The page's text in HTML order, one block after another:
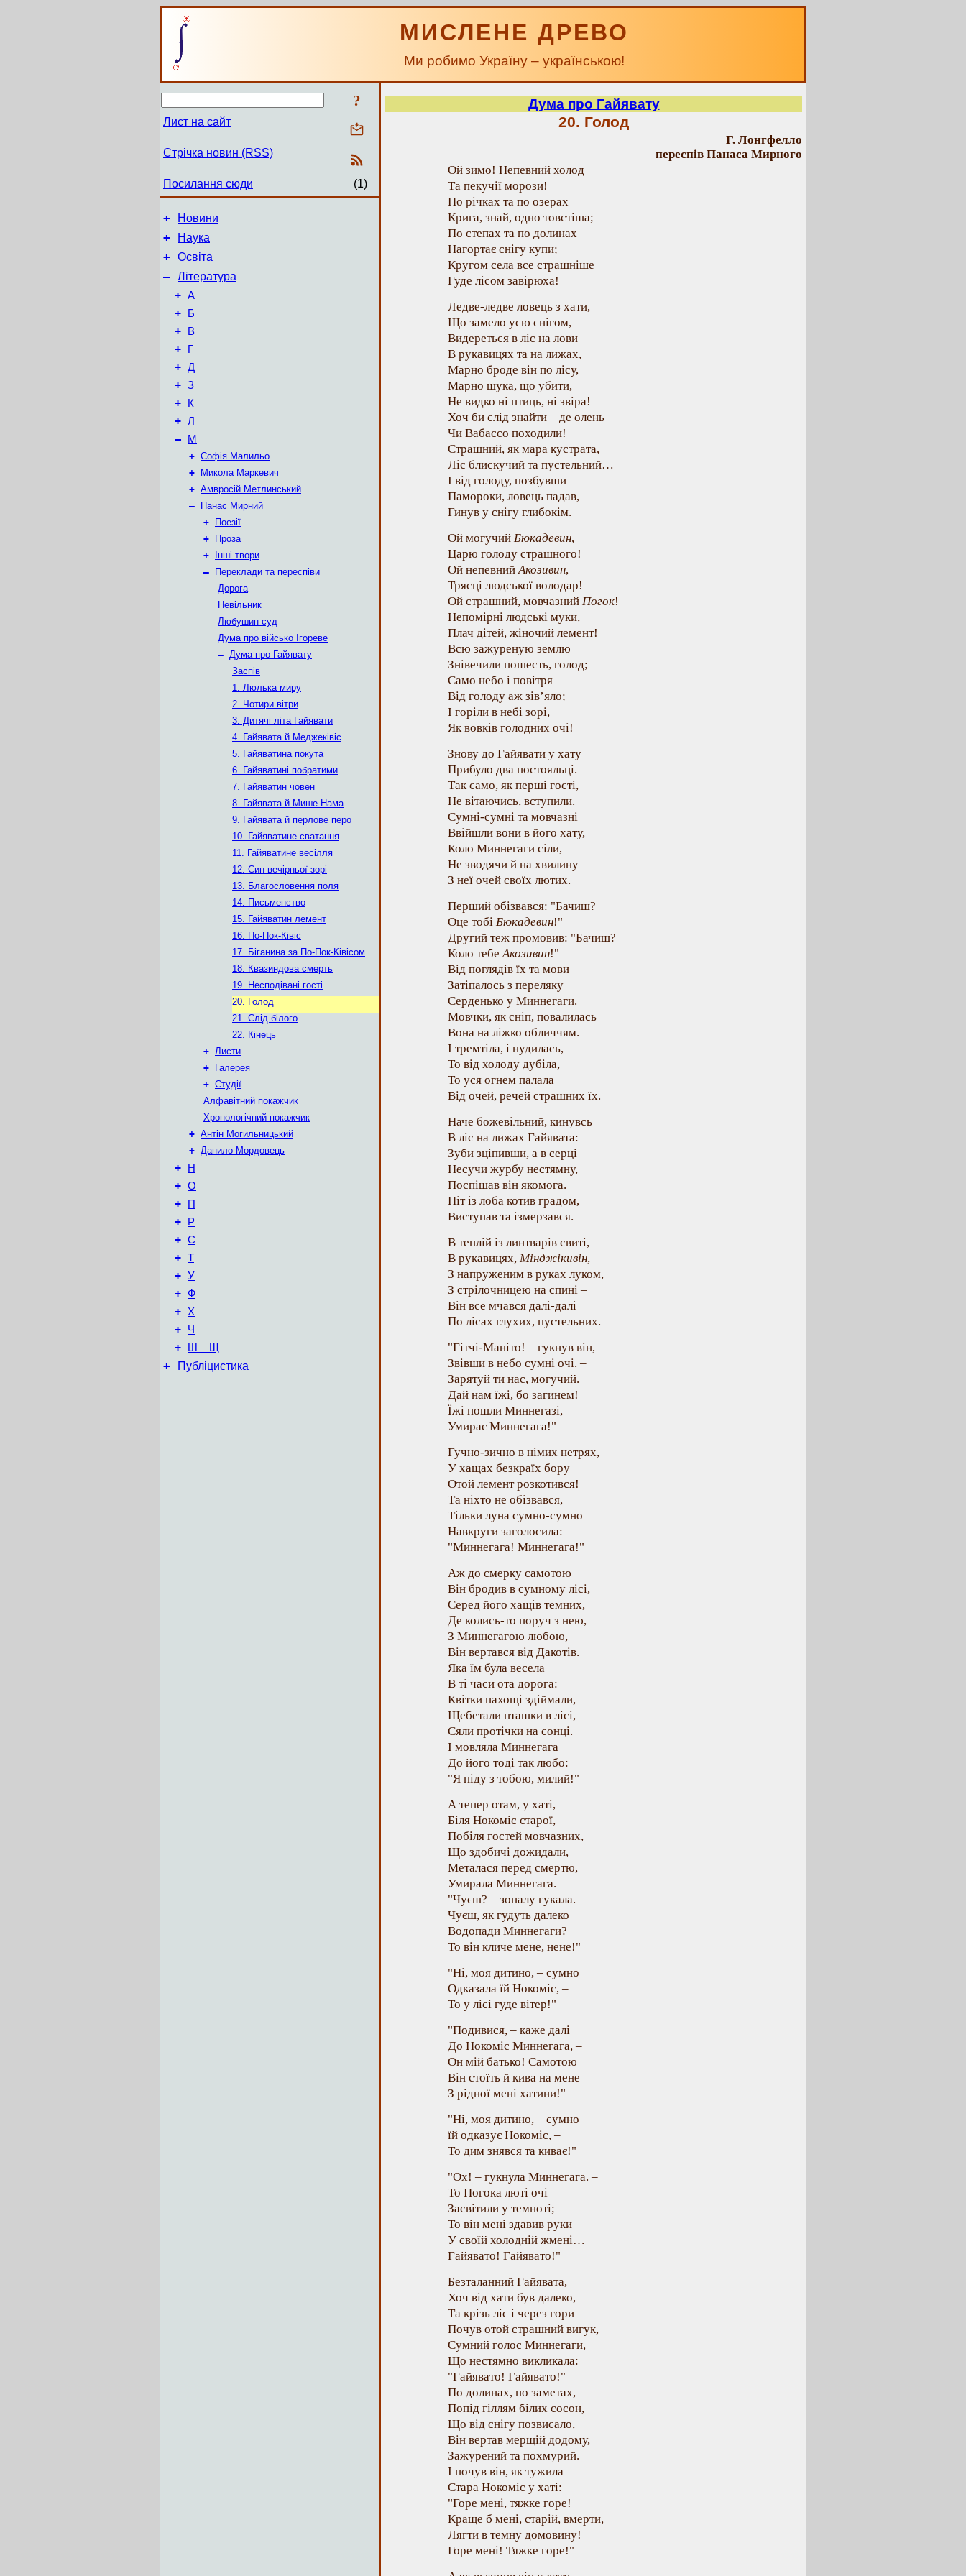
МИСЛЕНЕ ДРЕВО
Ми робимо Україну – українською!
?
Лист на сайт
Стрічка новин (RSS)
Посилання сюди (1)
+ Новини
+ Наука
+ Освіта
– Література
+ А
+ Б
+ В
+ Г
+ Д
+ З
+ К
+ Л
– М
+ Софія Малильо
+
Микола Маркевич
+ Амвросій Метлинський
–
Панас Мирний
+
Поезії
+
Проза
+
Інші твори
–
Переклади та переспіви
Дорога
Невільник
Любушин суд
Дума про військо Ігореве
– Дума про Гайявату
Заспів
1. Люлька миру
2. Чотири вітри
3. Дитячі літа Гайявати
4. Гайявата й Меджеківіс
5. Гайяватина покута
6. Гайяватині побратими
7. Гайяватин човен
8. Гайявата й Мише-Нама
9. Гайявата й перлове перо
10. Гайяватине сватання
11. Гайяватине весілля
12. Син вечірньої зорі
13. Благословення поля
14. Письменство
15. Гайяватин лемент
16. По-Пок-Ківіс
17. Біганина за По-Пок-Ківісом
18. Квазиндова смерть
19. Несподівані гості
20. Голод
21. Слід білого
22. Кінець
+ Листи
+
Галерея
+ Студії
Алфавітний покажчик
Хронологічний покажчик
+ Антін Могильницький
+ Данило Мордовець
+ Н
+ О
+ П
+ Р
+ С
+ Т
+ У
+ Ф
+ Х
+ Ч
+ Ш – Щ
+ Публіцистика
Дума про Гайявату
20. Голод
Г. Лонгфелло
переспів Панаса Мирного
Ой зимо! Непевний холод
Та пекучії морози!
По річках та по озерах
Крига, знай, одно товстіша;
По степах та по долинах
Нагортає снігу купи;
Кругом села все страшніше
Гуде лісом завірюха!
Ледве-ледве ловець з хати,
Що замело усю снігом,
Видереться в ліс на лови
В рукавицях та на лижах,
Марно броде він по лісу,
Марно шука, що убити,
Не видко ні птиць, ні звіра!
Хоч би слід знайти – де олень
Чи Вабассо походили!
Страшний, як мара кустрата,
Ліс блискучий та пустельний…
І від голоду, позбувши
Памороки, ловець падав,
Гинув у снігу глибокім.
Ой могучий Бюкадевин,
Царю голоду страшного!
Ой непевнийАкозивин,
Трясці людської володар!
Ой страшний, мовчазний Погок!
Непомірні людські муки,
Плач дітей, жіночий лемент!
Всю зажуреную землю
Знівечили пошесть, голод;
Само небо і повітря
Від голоду аж зів’яло;
І горіли в небі зорі,
Як вовків голодних очі!
Знову до Гайявати у хату
Прибуло два постояльці.
Так само, як перші гості,
Не вітаючись, вступили.
Сумні-сумні та мовчазні
Ввійшли вони в його хату,
Коло Миннегаги сіли,
Не зводячи й на хвилину
З неї очей своїх лютих.
Перший обізвався: "Бачиш?
Оце тобі Бюкадевин!"
Другий теж промовив: "Бачиш?
Коло тебеАкозивин!"
Від поглядів їх та мови
Затіпалось з переляку
Серденько у Миннегаги.
Мовчки, як сніп, повалилась
Вона на ліжко обличчям.
І тремтіла, і нудилась,
То від холоду дубіла,
То уся огнем палала
Від очей, речей страшних їх.
Наче божевільний, кинувсь
В ліс на лижах Гайявата:
Зуби зціпивши, а в серці
Несучи журбу нестямну,
Поспішав він якомога.
Піт із лоба котив градом,
Виступав та ізмерзався.
В теплій із линтварів свиті,
В рукавицях, Мінджікивін,
З напруженим в руках луком,
З стрілочницею на спині –
Він все мчався далі-далі
По лісах глухих, пустельних.
"Гітчі-Маніто! – гукнув він,
Звівши в небо сумні очі. –
Зарятуй ти нас, могучий.
Дай нам їжі, бо загинем!
Їжі пошли Миннегазі,
Умирає Миннегага!"
Гучно-зично в німих нетрях,
У хащах безкраїх бору
Отой лемент розкотився!
Та ніхто не обізвався,
Тільки луна сумно-сумно
Навкруги заголосила:
"Миннегага! Миннегага!"
Аж до смерку самотою
Він бродив в сумному лісі,
Серед його хащів темних,
Де колись-то поруч з нею,
З Миннегагою любою,
Він вертався від Дакотів.
Яка їм була весела
В ті часи ота дорога:
Квітки пахощі здіймали,
Щебетали пташки в лісі,
Сяли протічки на сонці.
І мовляла Миннегага
До його тоді так любо:
"Я піду з тобою, милий!"
А тепер отам, у хаті,
Біля Нокоміс старої,
Побіля гостей мовчазних,
Що здобичі дожидали,
Металася перед смертю,
Умирала Миннегага.
"Чуєш? – зопалу гукала. –
Чуєш, як гудуть далеко
Водопади Миннегаги?
То він кличе мене, нене!"
"Ні, моя дитино, – сумно
Одказала їй Нокоміс, –
То у лісі гуде вітер!"
"Подивися, – каже далі
До Нокоміс Миннегага, –
Он мій батько! Самотою
Він стоїть й кива на мене
З рідної мені хатини!"
"Ні, моя дитино, – сумно
їй одказує Нокоміс, –
То дим знявся та киває!"
"Ох! – гукнула Миннегага. –
То Погока люті очі
Засвітили у темноті;
То він мені здавив руки
У своїй холодній жмені…
Гайявато! Гайявато!"
Безталанний Гайявата,
Хоч від хати був далеко,
Та крізь ліс і через гори
Почув отой страшний вигук,
Сумний голос Миннегаги,
Що нестямно викликала:
"Гайявато! Гайявато!"
По долинах, по заметах,
Попід гіллям білих сосон,
Що від снігу позвисало,
Він вертав мерщій додому,
Зажурений та похмурий.
І почув він, як тужила
Стара Нокоміс у хаті:
"Горе мені, тяжке горе!
Краще б мені, старій, вмерти,
Лягти в темну домовину!
Горе мені! Тяжке горе!"